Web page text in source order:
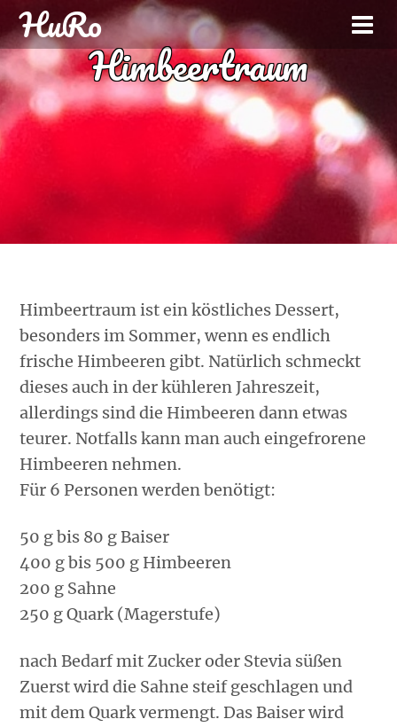
HuRo
Himbeertraum
Himbeertraum ist ein köstliches Dessert,
besonders im Sommer, wenn es endlich
frische Himbeeren gibt. Natürlich schmeckt
dieses auch in der kühleren Jahreszeit,
allerdings sind die Himbeeren dann etwas
teurer. Notfalls kann man auch eingefrorene
Himbeeren nehmen.
Für 6 Personen werden benötigt:
50 g bis 80 g Baiser
400 g bis 500 g Himbeeren
200 g Sahne
250 g Quark (Magerstufe)
nach Bedarf mit Zucker oder Stevia süßen
Zuerst wird die Sahne steif geschlagen und
mit dem Quark vermengt. Das Baiser wird